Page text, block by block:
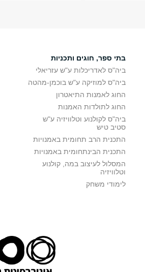
בתי ספר, חוגים ותכניות
ביה"ס לאדריכלות ע"ש עזריאלי
ביה"ס למוזיקה ע"ש בוכמן-מהטה
החוג לאמנות התיאטרון
החוג לתולדות האמנות
ביה"ס לקולנוע וטלוויזיה ע"ש
סטיב טיש
התכנית הרב תחומית באמנויות
התכנית הבינתחומית באמנויות
המסלול לעיצוב במה, קולנוע
וטלוויזיה
לימודי משחק